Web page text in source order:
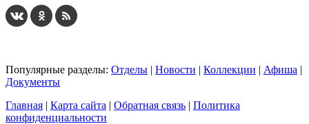
Популярные разделы: Отделы | Новости | Коллекции | Афиша |
Документы
Главная | Карта сайта | Обратная связь | Политика
конфиденциальности